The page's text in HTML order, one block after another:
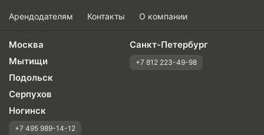
Арендодателям Контакты О компании
Москва
Мытищи
Подольск
Серпухов
Ногинск
+7 495 989-14-12
Санкт-Петербург
+7 812 223-49-98